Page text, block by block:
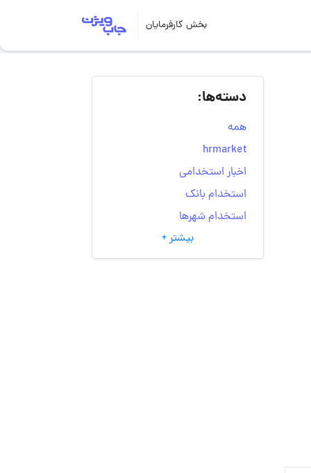
بخش کارفرمایان
دسته‌ها:
همه
hrmarket
اخبار استخدامی
استخدام بانک
استخدام شهرها
انتخاب مسیر شغلی
به‌روزرسانی‌های سایت
بیشتر +